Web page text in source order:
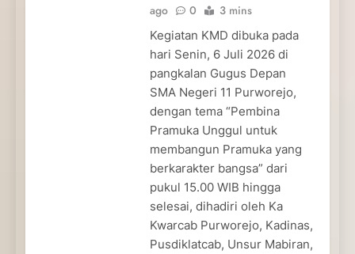
ago
0 3 mins
Kegiatan KMD dibuka pada
hari Senin, 6 Juli 2026 di
pangkalan Gugus Depan
SMA Negeri 11 Purworejo,
dengan tema “Pembina
Pramuka Unggul untuk
membangun Pramuka yang
berkarakter bangsa” dari
pukul 15.00 WIB hingga
selesai, dihadiri oleh Ka
Kwarcab Purworejo, Kadinas,
Pusdiklatcab, Unsur Mabiran,